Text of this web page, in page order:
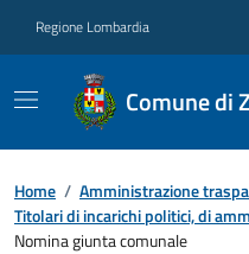
Regione Lombardia
Comune di
Home / Amministrazione
Titolari di incarichi politici, di
Nomina giunta comunale